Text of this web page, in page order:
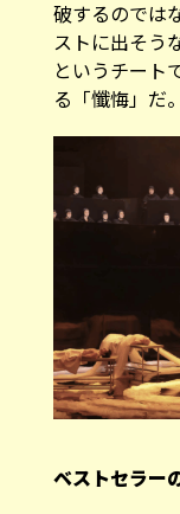
破するのでは
ストに出そう
というチート
る「懺悔」だ。
ベストセラー